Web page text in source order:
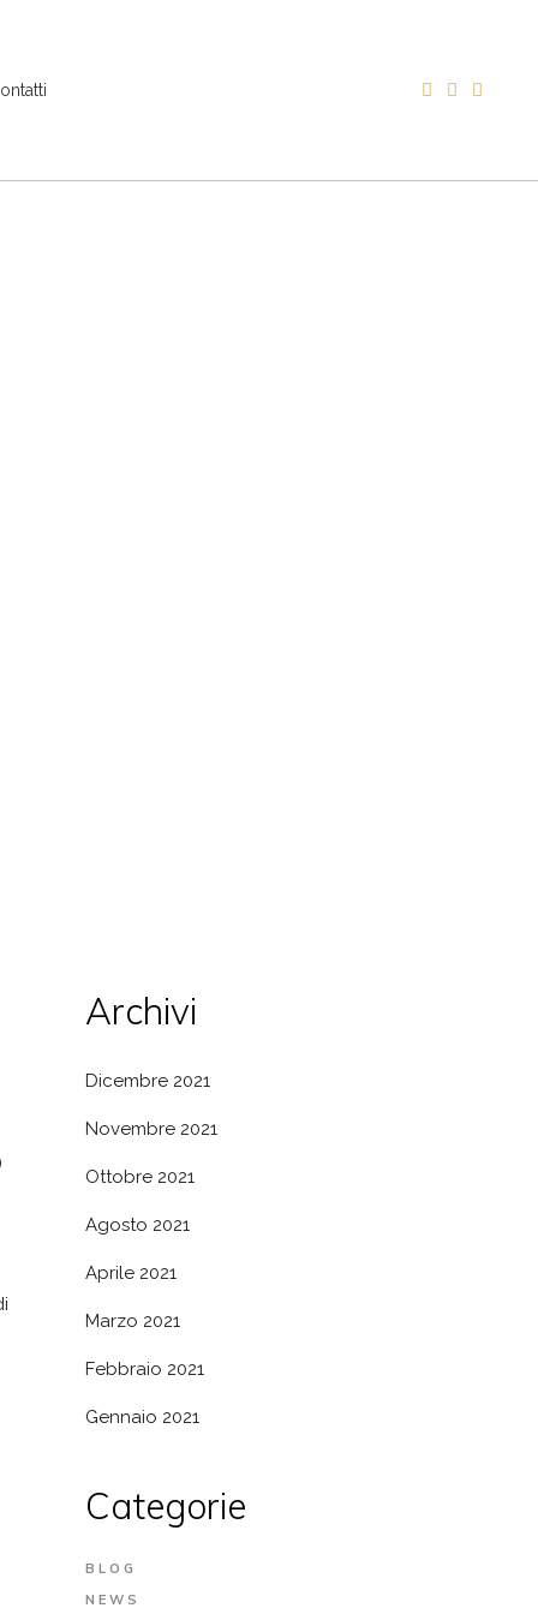
Archivi
Dicembre 2021
Novembre 2021
Ottobre 2021
Agosto 2021
Aprile 2021
Marzo 2021
Febbraio 2021
Gennaio 2021
Categorie
BLOG
NEWS